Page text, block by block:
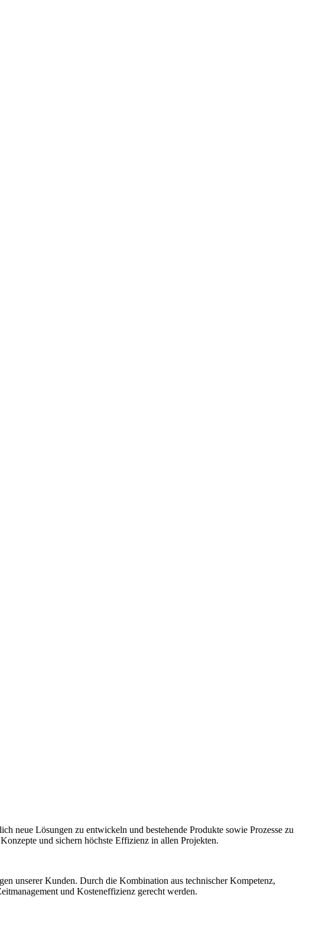
neue Lösungen zu entwickeln und bestehende Produkte sowie Prozesse zu
und sichern höchste Effizienz in allen Projekten.
unserer Kunden. Durch die Kombination aus technischer Kompetenz,
und Kosteneffizienz gerecht werden.